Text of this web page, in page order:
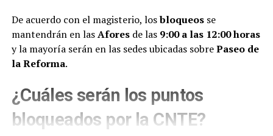
De acuerdo con el magisterio, losbloqueosse
mantendrán en lasAforesde las 9:00 a las 12:00 horas
y la mayoría serán en las sedes ubicadas sobrePaseo de
la Reforma.
¿Cuáles serán los puntos
bloqueados por la CNTE?